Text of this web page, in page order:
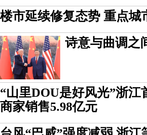
楼市延续修复态势 重点城
诗意与曲调之
“山里DOU是好风光”浙
商家销售5.98亿元